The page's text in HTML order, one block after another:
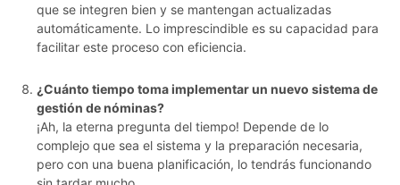
que se integren bien y se mantengan actualizadas
automáticamente. Lo imprescindible es su capacidad para
facilitar este proceso con eficiencia.
¿Cuánto tiempo toma implementar un nuevo sistema de
gestión de nóminas?
¡Ah, la eterna pregunta del tiempo! Depende de lo
complejo que sea el sistema y la preparación necesaria,
pero con una buena planificación, lo tendrás funcionando